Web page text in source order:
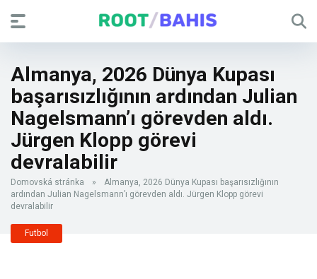
Almanya, 2026 Dünya Kupası
başarısızlığının ardından Julian
Nagelsmann’ı görevden aldı.
Jürgen Klopp görevi
devralabilir
Domovská stránka »
Almanya, 2026 Dünya Kupası başarısızlığının
ardından Julian Nagelsmann’ı görevden aldı. Jürgen Klopp görevi
devralabilir
Futbol